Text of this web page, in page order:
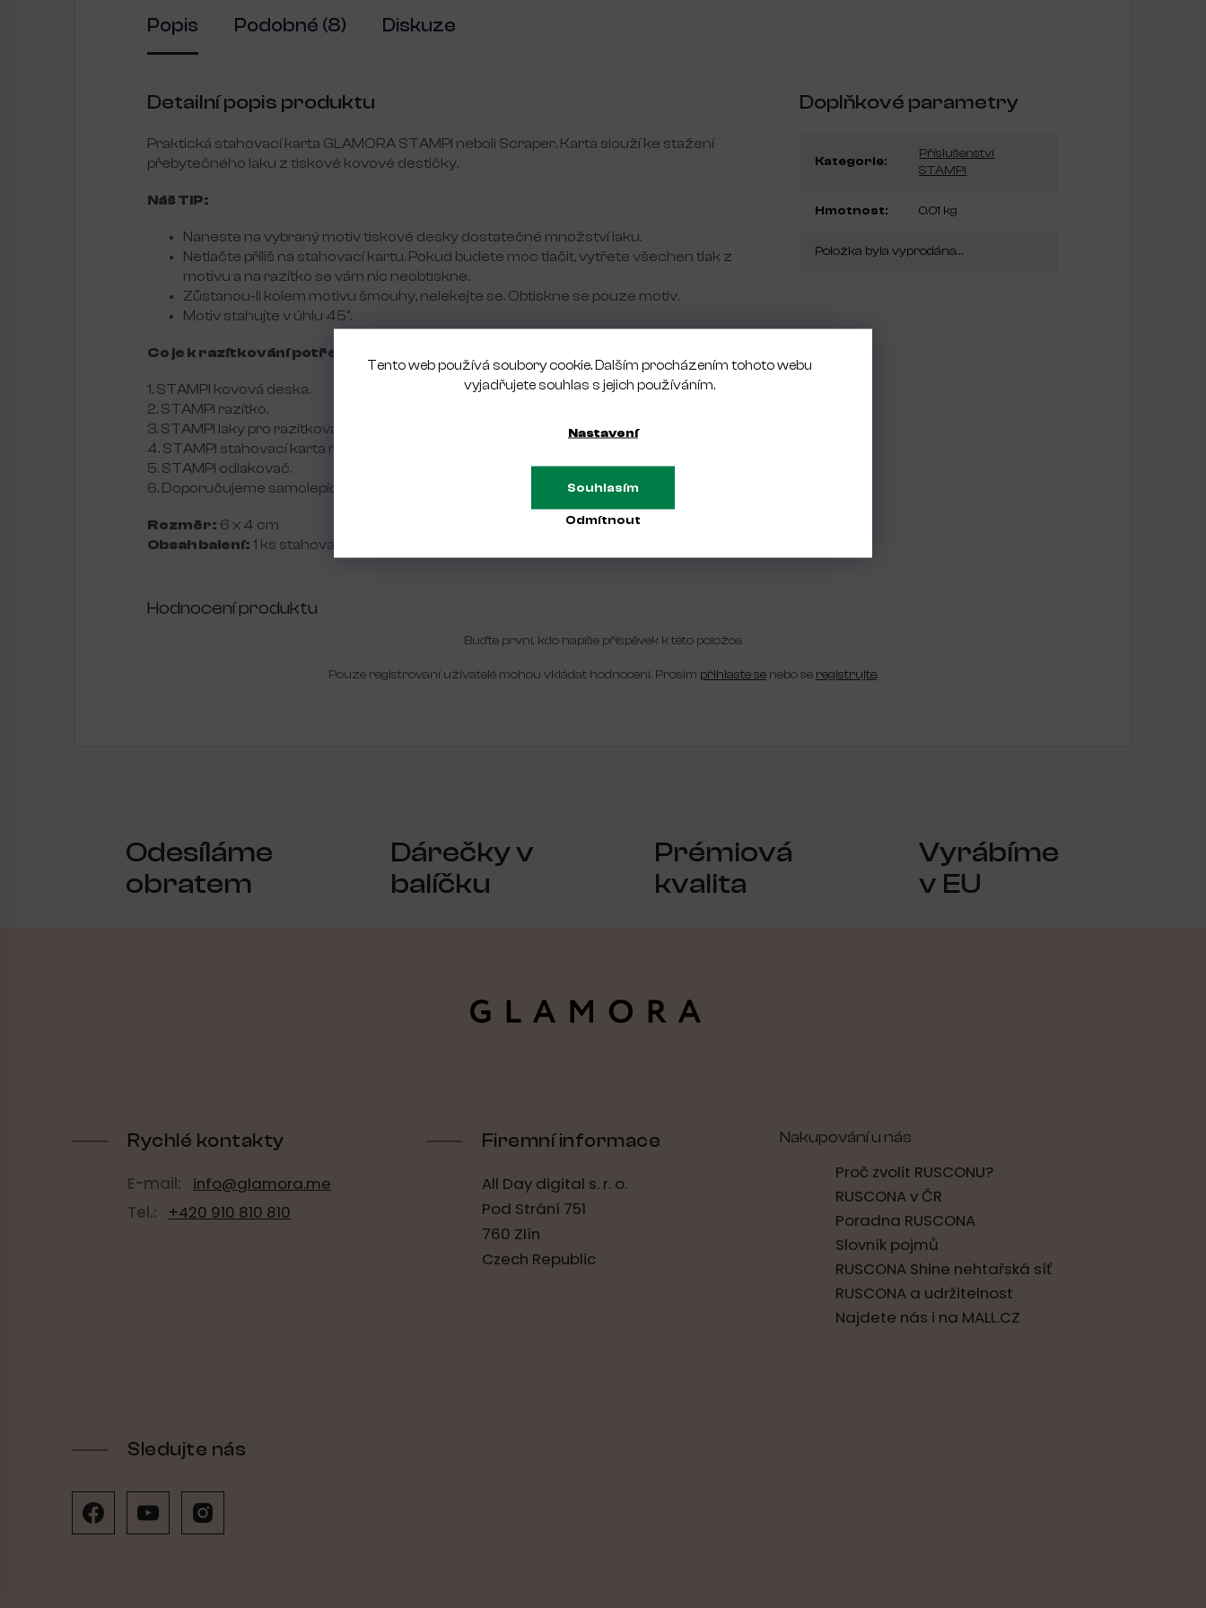
Tento web používá soubory cookie. Dalším procházením tohoto webu
vyjadřujete souhlas s jejich používáním.
Nastavení
Odmítnout
Souhlasím
Popis Podobné (8) Diskuze
Detailní popis produktu
Praktická stahovací karta GLAMORA STAMPI neboli Scraper. Karta slouží ke stažení
přebytečného laku z tiskové kovové destičky.
Náš TIP:
Naneste na vybraný motiv tiskové desky dostatečné množství laku.
Netlačte příliš na stahovací kartu. Pokud budete moc tlačit, vytřete všechen tlak z
motivu a na razítko se vám nic neobtiskne.
Zůstanou-li kolem motivu šmouhy, nelekejte se. Obtiskne se pouze motiv.
Motiv stahujte v úhlu 45°.
Co je k razítkování potřeba?
1. STAMPI kovová deska.
2. STAMPI razítko.
3. STAMPI laky pro razítkování.
4. STAMPI stahovací karta neboli SCRAPER.
5. STAMPI odlakovač.
6. Doporučujeme samolepící váleček k očištění silikonového razítka. GLAMORA ROLLER.
Rozměr: 6 x 4 cm
Obsah balení: 1 ks stahovací karta
Doplňkové parametry
Kategorie:
Příslušenství
STAMPI
Hmotnost: 0.01 kg
Položka byla vyprodána…
Hodnocení produktu
Buďte první, kdo napíše příspěvek k této položce.
Pouze registrovaní uživatelé mohou vkládat hodnocení. Prosím přihlaste senebo se registrujte.
Odesíláme
obratem
Dárečky v
balíčku
Prémiová
kvalita
Vyrábíme
v EU
Rychlé kontakty
E-mail:
info@glamora.me
Tel.:
+420 910 810 810
Firemní informace
All Day digital s. r. o.
Pod Strání 751
760 Zlín
Czech Republic
Nakupování u nás
Proč zvolit RUSCONU?
RUSCONA v ČR
Poradna RUSCONA
Slovník pojmů
RUSCONA Shine nehtařská síť
RUSCONA a udržitelnost
Najdete nás i na MALL.CZ
Sledujte nás